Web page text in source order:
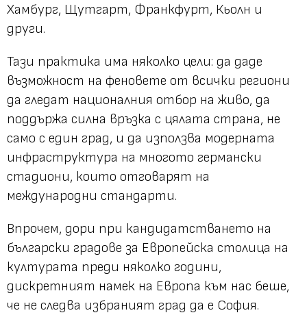
Хамбург, Щутгарт, Франкфурт, Кьолн и
други.
Тази практика има няколко цели: да даде
възможност на феновете от всички региони
да гледат националния отбор на живо, да
поддържа силна връзка с цялата страна, не
само с един град, и да използва модерната
инфраструктура на многото германски
стадиони, които отговарят на
международни стандарти.
Впрочем, дори при кандидатстването на
български градове за Европейска столица на
културата преди няколко години,
дискретният намек на Европа към нас беше,
че не следва избраният град да е София.